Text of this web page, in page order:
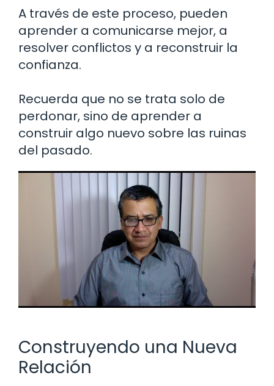
A través de este proceso, pueden
aprender a comunicarse mejor, a
resolver conflictos y a reconstruir la
confianza.
Recuerda que no se trata solo de
perdonar, sino de aprender a
construir algo nuevo sobre las ruinas
del pasado.
Construyendo una Nueva
Relación